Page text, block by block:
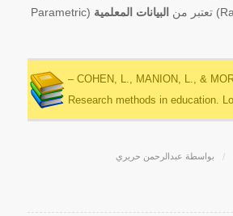
البيانات المعلمية (Parametric
– COHEN, L., MANION, L., &
Research methods in education.
/ بواسطة عبدالرحمن حريري